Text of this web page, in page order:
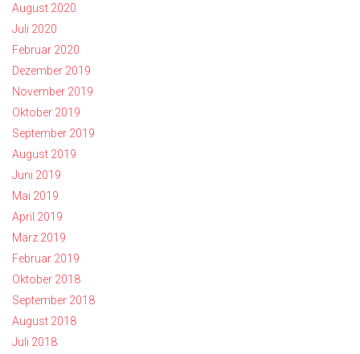
August 2020
Juli 2020
Februar 2020
Dezember 2019
November 2019
Oktober 2019
September 2019
August 2019
Juni 2019
Mai 2019
April 2019
März 2019
Februar 2019
Oktober 2018
September 2018
August 2018
Juli 2018